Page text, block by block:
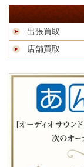
出張買取
店舗買取